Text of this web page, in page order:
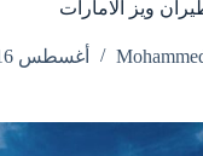
أغسطس 16, 2024